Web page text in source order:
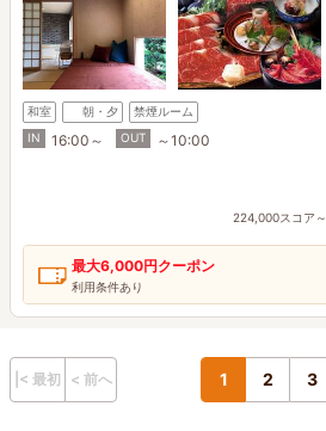
和室 朝・夕
禁煙ルーム
IN
16:00～ OUT ～10:00
224,000スコア～
最大6,000円クーポン
利用条件あり
|< 最初 < 前へ 1 2 3